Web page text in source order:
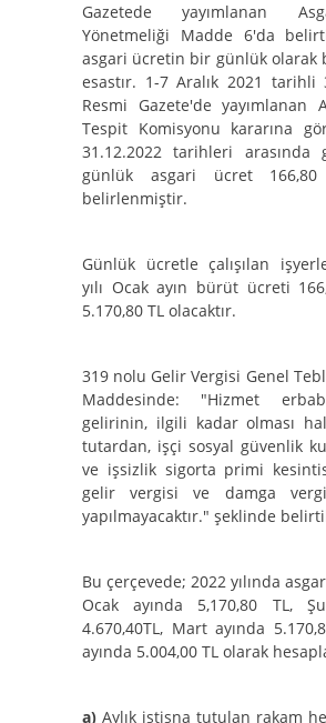
Gazetede yayımlanan
Yönetmeliği Madde 6'da
asgari ücretin bir günlük olarak
esastır. 1-7 Aralık 2021 tarihli
Resmi Gazete'de yayımlanan
Tespit Komisyonu kararına
31.12.2022 tarihleri arasında
günlük asgari ücret
belirlenmiştir.
Günlük ücretle çalışılan
yılı Ocak ayın bürüt ücreti
5.170,80 TL olacaktır.
319 nolu Gelir Vergisi Genel
Maddesinde: "Hizmet
gelirinin, ilgili kadar olması
tutardan, işçi sosyal güvenlik
ve işsizlik sigorta primi
gelir vergisi ve damga
yapılmayacaktır." şeklinde
Bu çerçevede; 2022 yılında
Ocak ayında 5,170,80 TL,
4.670,40TL, Mart ayında
ayında 5.004,00 TL olarak
a) Aylık istisna tutulan rakam